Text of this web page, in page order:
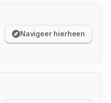
Navigeer hierheen